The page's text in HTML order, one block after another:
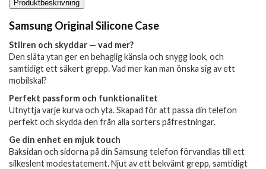
Produktbeskrivning
Samsung Original Silicone Case
Stilren och skyddar — vad mer?
Den släta ytan ger en behaglig känsla och snygg look, och
samtidigt ett säkert grepp. Vad mer kan man önska sig av ett
mobilskal?
Perfekt passform och funktionalitet
Utnyttja varje kurva och yta. Skapad för att passa din telefon
perfekt och skydda den från alla sorters påfrestningar.
Ge din enhet en mjuk touch
Baksidan och sidorna på din Samsung telefon förvandlas till ett
silkeslent modestatement. Njut av ett bekvämt grepp, samtidigt